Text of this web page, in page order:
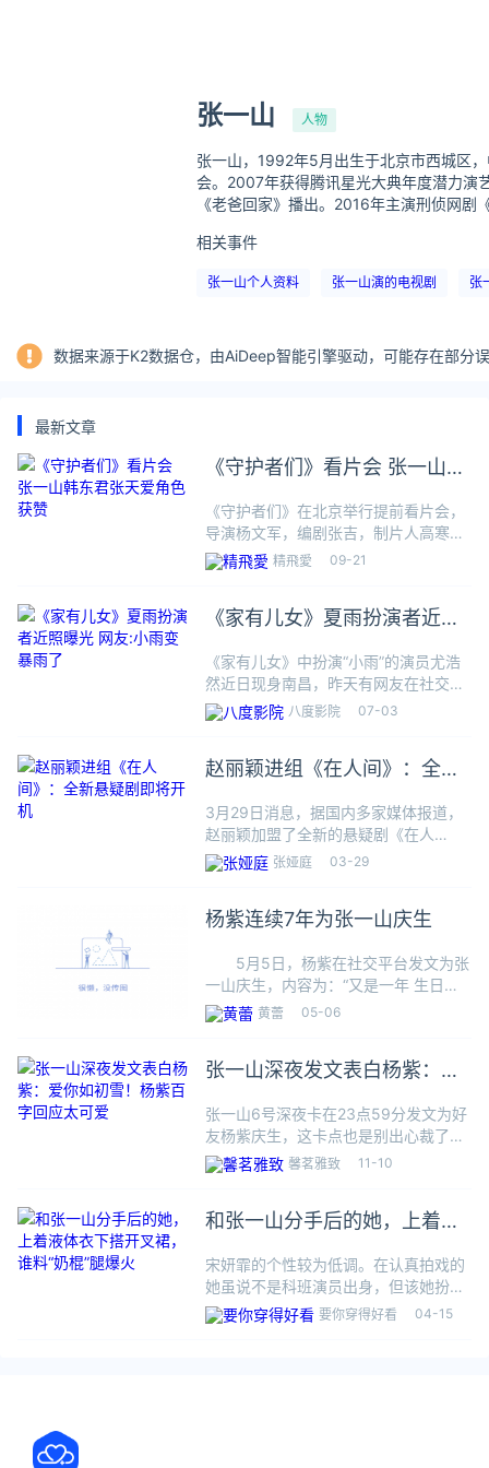
张一山 人物
张一山，1992年5月出生于北京市西城区
会。2007年获得腾讯星光大典年度潜力演
《老爸回家》播出。2016年主演刑侦网剧
相关事件
张一山个人资料 张一山演的电视剧 张
数据来源于K2数据仓，由AiDeep智能引擎驱动，可能存在部分
最新文章
《守护者们》看片会 张一山韩
《守护者们》在北京举行提前看片会，
导演杨文军，编剧张吉，制片人高寒松
和刘昊，剧本总监、制片人孔令西出席
活动现场，与到场观众进行互动交流。
煜晨执导，张吉编剧，张一山、韩
精飛愛 09-21
《家有儿女》夏雨扮演者近照
《家有儿女》中扮演“小雨”的演员尤浩
然近日现身南昌，昨天有网友在社交媒
体晒图，在万寿宫偶遇了尤浩然，他与
友人一起逛街，两人有说有笑看着十分
乎的小男孩形象相差甚远，网友
八度影院 07-03
赵丽颖进组《在人间》：全新
3月29日消息，据国内多家媒体报道，
赵丽颖加盟了全新的悬疑剧《在人
间》。据了解，这部剧除了赵丽颖之
外，还有辛芷蕾、张一山等多位大咖参
《在人间》是一部体量为10集的都市科
张娅庭 03-29
杨紫连续7年为张一山庆生
5月5日，杨紫在社交平台发文为张
一山庆生，内容为：“又是一年 生日快
乐，我们不变”
黄蕾 05-06
张一山深夜发文表白杨紫：爱
爱
张一山6号深夜卡在23点59分发文为好
友杨紫庆生，这卡点也是别出心裁了，
张一山之所以卡在这个点，也是很有深
意，因为6号晚北京迎来今年第一场
妙结合在一起，并融入两人代表
馨茗雅致 11-10
和张一山分手后的她，上着液
腿爆火
宋妍霏的个性较为低调。在认真拍戏的
她虽说不是科班演员出身，但该她扮演
的角色却都诠释的很不错，在《穿越火
线》这部网剧当中，饰演了学霸“安蓝”
要你穿得好看 04-15